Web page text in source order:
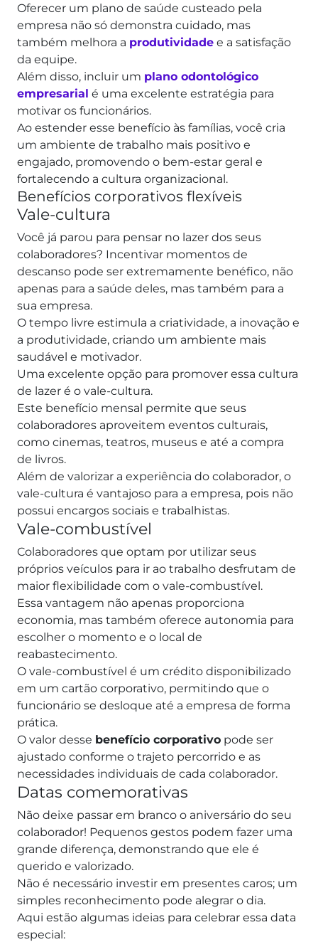
Oferecer um plano de saúde custeado pela
empresa não só demonstra cuidado, mas
também melhora a produtividade e a satisfação
da equipe.
Além disso, incluir um plano odontológico
empresarial é uma excelente estratégia para
motivar os funcionários.
Ao estender esse benefício às famílias, você cria
um ambiente de trabalho mais positivo e
engajado, promovendo o bem-estar geral e
fortalecendo a cultura organizacional.
Benefícios corporativos flexíveis
Vale-cultura
Você já parou para pensar no lazer dos seus
colaboradores? Incentivar momentos de
descanso pode ser extremamente benéfico, não
apenas para a saúde deles, mas também para a
sua empresa.
O tempo livre estimula a criatividade, a inovação e
a produtividade, criando um ambiente mais
saudável e motivador.
Uma excelente opção para promover essa cultura
de lazer é o vale-cultura.
Este benefício mensal permite que seus
colaboradores aproveitem eventos culturais,
como cinemas, teatros, museus e até a compra
de livros.
Além de valorizar a experiência do colaborador, o
vale-cultura é vantajoso para a empresa, pois não
possui encargos sociais e trabalhistas.
Vale-combustível
Colaboradores que optam por utilizar seus
próprios veículos para ir ao trabalho desfrutam de
maior flexibilidade com o vale-combustível.
Essa vantagem não apenas proporciona
economia, mas também oferece autonomia para
escolher o momento e o local de
reabastecimento.
O vale-combustível é um crédito disponibilizado
em um cartão corporativo, permitindo que o
funcionário se desloque até a empresa de forma
prática.
O valor desse benefício corporativo pode ser
ajustado conforme o trajeto percorrido e as
necessidades individuais de cada colaborador.
Datas comemorativas
Não deixe passar em branco o aniversário do seu
colaborador! Pequenos gestos podem fazer uma
grande diferença, demonstrando que ele é
querido e valorizado.
Não é necessário investir em presentes caros; um
simples reconhecimento pode alegrar o dia.
Aqui estão algumas ideias para celebrar essa data
especial: